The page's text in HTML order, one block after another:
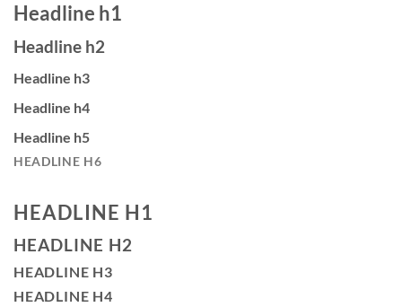
Headline h1
Headline h2
Headline h3
Headline h4
Headline h5
HEADLINE H6
HEADLINE H1
HEADLINE H2
HEADLINE H3
HEADLINE H4